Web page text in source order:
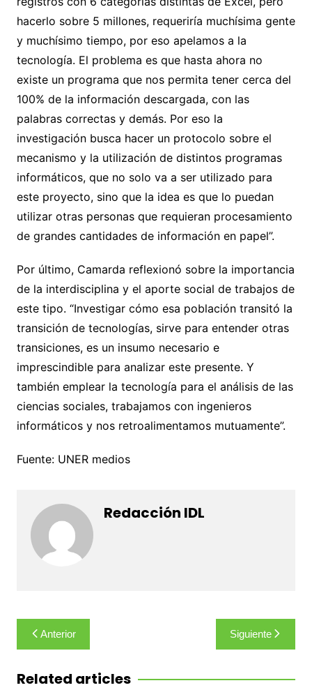
hacerlo sobre 5 millones, requeriría muchísima gente
y muchísimo tiempo, por eso apelamos a la
tecnología. El problema es que hasta ahora no
existe un programa que nos permita tener cerca del
100% de la información descargada, con las
palabras correctas y demás. Por eso la
investigación busca hacer un protocolo sobre el
mecanismo y la utilización de distintos programas
informáticos, que no solo va a ser utilizado para
este proyecto, sino que la idea es que lo puedan
utilizar otras personas que requieran procesamiento
de grandes cantidades de información en papel”.
Por último, Camarda reflexionó sobre la importancia
de la interdisciplina y el aporte social de trabajos de
este tipo. “Investigar cómo esa población transitó la
transición de tecnologías, sirve para entender otras
transiciones, es un insumo necesario e
imprescindible para analizar este presente. Y
también emplear la tecnología para el análisis de las
ciencias sociales, trabajamos con ingenieros
informáticos y nos retroalimentamos mutuamente”.
Fuente: UNER medios
Redacción IDL
Navegación
de
entradas
Anterior Siguiente
Related articles